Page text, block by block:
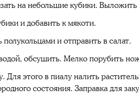
на небольшие кубики.
и добавить к мякоти.
и отправить в салат.
обсушить. Мелко порубить
Для этого в пиалу налить
состояния. Заправка для